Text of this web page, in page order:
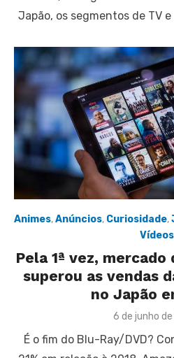
Japão, os segmentos de TV
Animes,Anúncios, Curiosidade,
Vídeos
Pela 1ª vez,
superou as vendas
no Japão
Posted
6 de junho
É o fim do Blu-Ray/DVD?